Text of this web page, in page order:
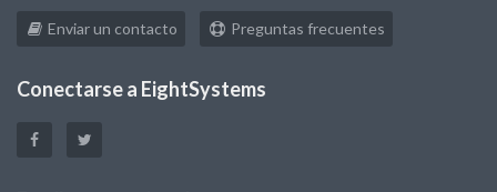
Enviar un contacto Preguntas frecuentes
Conectarse a EightSystems